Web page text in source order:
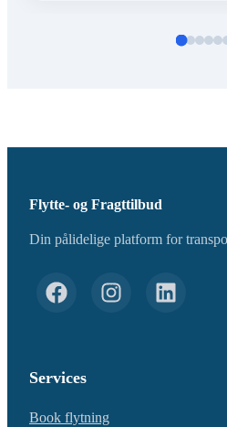
Flytte- og Fragttilbud
Din pålidelige platform for
Services
Book flytning